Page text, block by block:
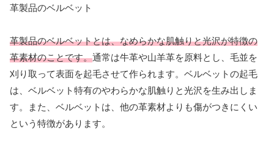
革製品のベルベット
革製品のベルベットとは、なめらかな肌触りと光沢が特徴の
革素材のことです。通常は牛革や山羊革を原料とし、毛並を
刈り取って表面を起毛させて作られます。ベルベットの起毛
は、ベルベット特有のやわらかな肌触りと光沢を生み出しま
す。また、ベルベットは、他の革素材よりも傷がつきにくい
という特徴があります。